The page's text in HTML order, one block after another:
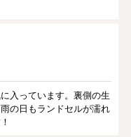
入っています。裏側の生
の日もランドセルが濡れ